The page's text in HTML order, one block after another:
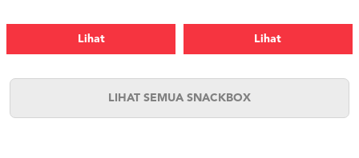
Lihat Lihat
LIHAT SEMUA SNACKBOX